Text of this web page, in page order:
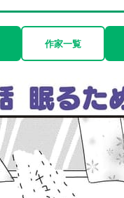
作家一覧